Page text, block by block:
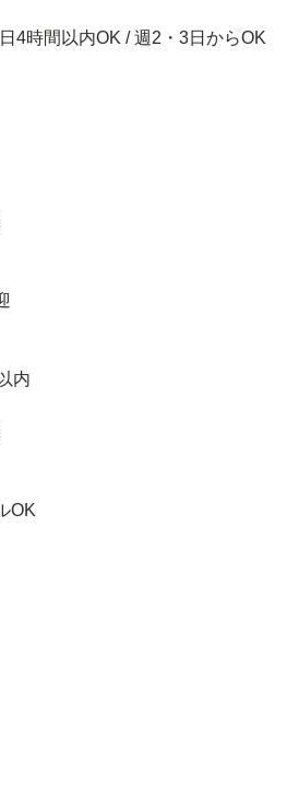
4時間以内OK / 週2・3日からOK
内
OK